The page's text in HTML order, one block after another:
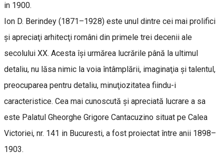
in 1900.
Ion D. Berindey (1871–1928) este unul dintre cei mai prolifici
şi apreciaţi arhitecţi români din primele trei decenii ale
secolului XX. Acesta îşi urmărea lucrările până la ultimul
detaliu, nu lăsa nimic la voia întâmplării, imaginaţia şi talentul,
preocuparea pentru detaliu, minuţiozitatea fiindu-i
caracteristice. Cea mai cunoscută şi apreciată lucrare a sa
este Palatul Gheorghe Grigore Cantacuzino situat pe Calea
Victoriei, nr. 141 in Bucuresti, a fost proiectat între anii 1898–
1903.